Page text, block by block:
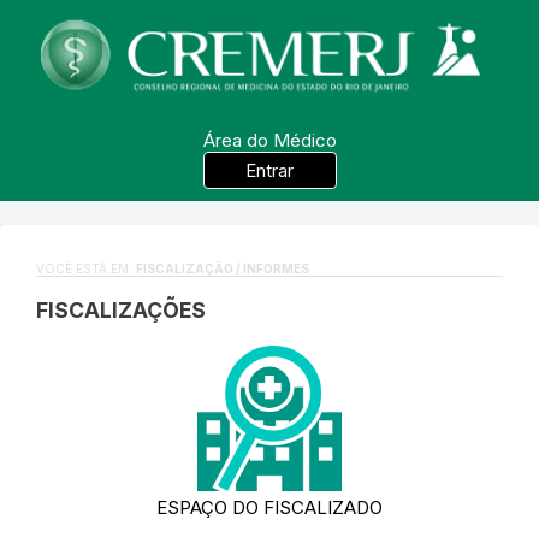
Área do Médico
Entrar
VOCÊ ESTÁ EM: FISCALIZAÇÃO / INFORMES
FISCALIZAÇÕES
ESPAÇO DO FISCALIZADO